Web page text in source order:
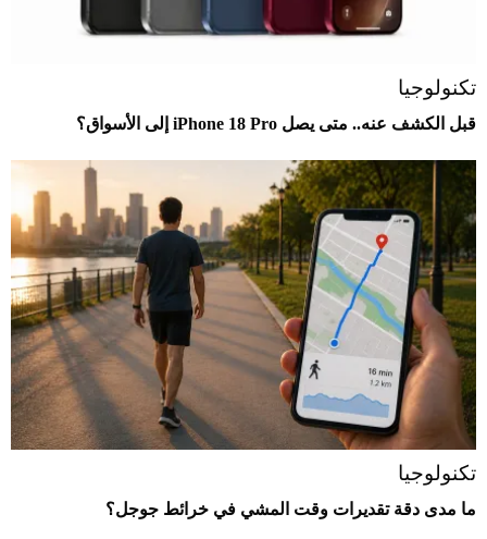
تكنولوجيا
قبل الكشف عنه.. متى يصل iPhone 18 Pro إلى الأسواق؟
تكنولوجيا
ما مدى دقة تقديرات وقت المشي في خرائط جوجل؟